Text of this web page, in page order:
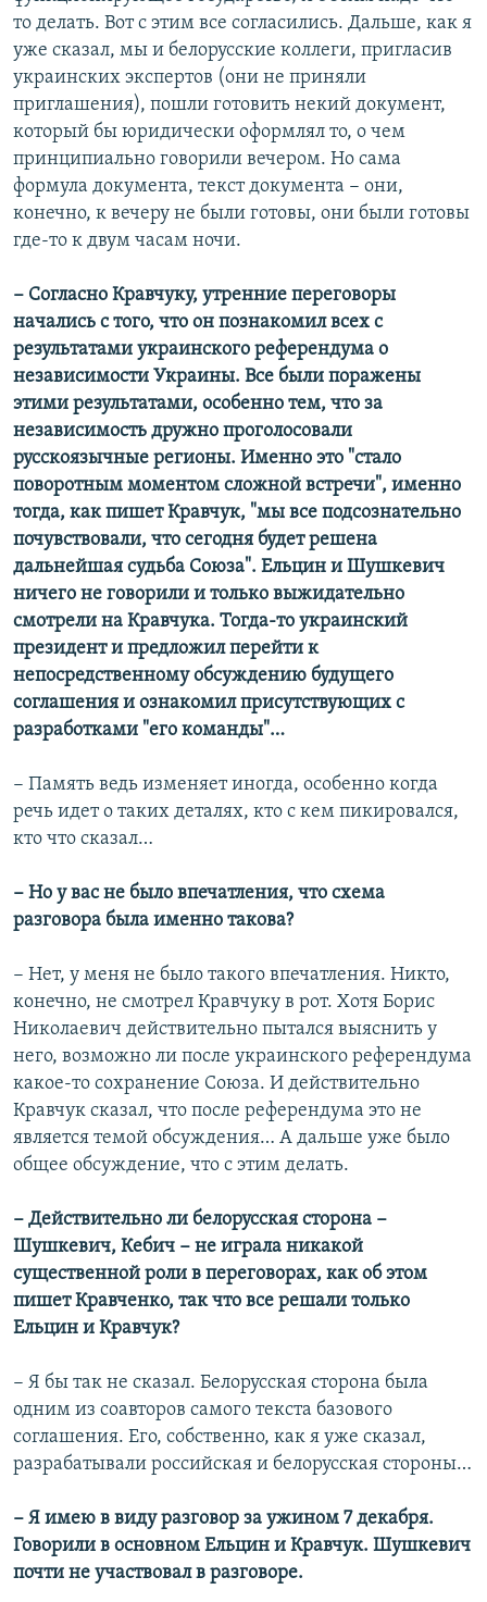
то делать. Вот с этим все согласились. Дальше, как я
уже сказал, мы и белорусские коллеги, пригласив
украинских экспертов (они не приняли
приглашения), пошли готовить некий документ,
который бы юридически оформлял то, о чем
принципиально говорили вечером. Но сама
формула документа, текст документа − они,
конечно, к вечеру не были готовы, они были готовы
где-то к двум часам ночи.
− Согласно Кравчуку, утренние переговоры
начались с того, что он познакомил всех с
результатами украинского референдума о
независимости Украины. Все были поражены
этими результатами, особенно тем, что за
независимость дружно проголосовали
русскоязычные регионы. Именно это "стало
поворотным моментом сложной встречи", именно
тогда, как пишет Кравчук, "мы все подсознательно
почувствовали, что сегодня будет решена
дальнейшая судьба Союза". Ельцин и Шушкевич
ничего не говорили и только выжидательно
смотрели на Кравчука. Тогда-то украинский
президент и предложил перейти к
непосредственному обсуждению будущего
соглашения и ознакомил присутствующих с
разработками "его команды"…
− Память ведь изменяет иногда, особенно когда
речь идет о таких деталях, кто с кем пикировался,
кто что сказал…
− Но у вас не было впечатления, что схема
разговора была именно такова?
− Нет, у меня не было такого впечатления. Никто,
конечно, не смотрел Кравчуку в рот. Хотя Борис
Николаевич действительно пытался выяснить у
него, возможно ли после украинского референдума
какое-то сохранение Союза. И действительно
Кравчук сказал, что после референдума это не
является темой обсуждения… А дальше уже было
общее обсуждение, что с этим делать.
− Действительно ли белорусская сторона −
Шушкевич, Кебич − не играла никакой
существенной роли в переговорах, как об этом
пишет Кравченко, так что все решали только
Ельцин и Кравчук?
− Я бы так не сказал. Белорусская сторона была
одним из соавторов самого текста базового
соглашения. Его, собственно, как я уже сказал,
разрабатывали российская и белорусская стороны…
− Я имею в виду разговор за ужином 7 декабря.
Говорили в основном Ельцин и Кравчук. Шушкевич
почти не участвовал в разговоре.